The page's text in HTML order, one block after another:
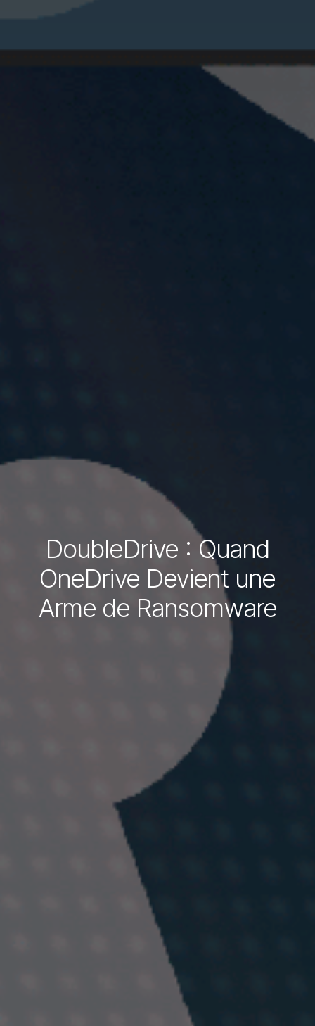
DoubleDrive : Quand
OneDrive Devient une
Arme de Ransomware